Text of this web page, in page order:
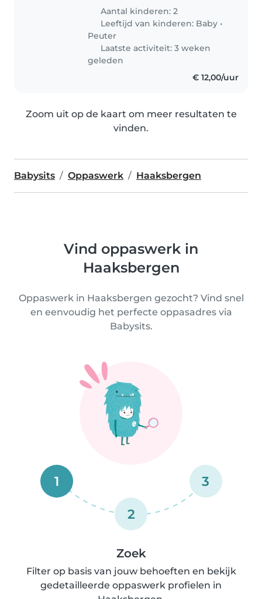
Aantal kinderen: 2
Leeftijd van kinderen: Baby •
Peuter
Laatste activiteit: 3 weken
geleden
€ 12,00/uur
Zoom uit op de kaart om meer resultaten te
vinden.
Babysits Oppaswerk Haaksbergen
Vind oppaswerk in
Haaksbergen
Oppaswerk in Haaksbergen gezocht? Vind snel
en eenvoudig het perfecte oppasadres via
Babysits.
1
2
3
Zoek
Filter op basis van jouw behoeften en bekijk
gedetailleerde oppaswerk profielen in